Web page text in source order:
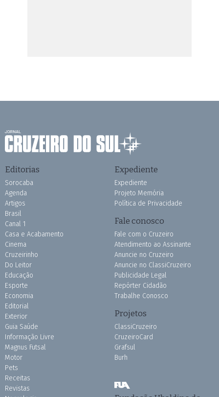
Editorias
Sorocaba
Agenda
Artigos
Brasil
Canal 1
Casa e Acabamento
Cinema
Cruzeirinho
Do Leitor
Educação
Esporte
Economia
Editorial
Exterior
Guia Saúde
Informação Livre
Magnus Futsal
Motor
Pets
Receitas
Revistas
Expediente
Expediente
Projeto Memória
Política de Privacidade
Fale conosco
Fale com o Cruzeiro
Atendimento ao Assinante
Anuncie no Cruzeiro
Anuncie no ClassiCruzeiro
Publicidade Legal
Repórter Cidadão
Trabalhe Conosco
Projetos
ClassiCruzeiro
CruzeiroCard
Grafsul
Burh